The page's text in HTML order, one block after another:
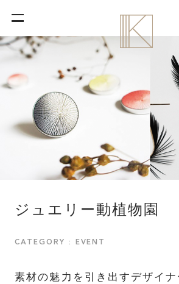
ジュエリー動植物園
CATEGORY : EVENT
素材の魅力を引き出すデザイナ